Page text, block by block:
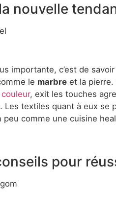
nouvelle
importante, c’est de
le marbre et la
couleur, exit les touches
textiles quant à eux se
peu comme une cuisine
pour